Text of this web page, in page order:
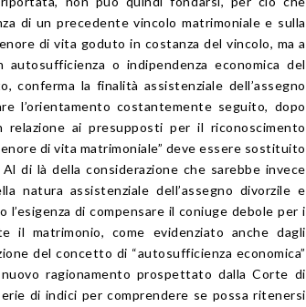
di un precedente vincolo matrimoniale e sulla
di vita goduto in costanza del vincolo, ma a
o indipendenza economica del
conferma la finalità assistenziale dell’assegno
l’orientamento costantemente seguito, dopo
ai presupposti per il riconoscimento
di vita matrimoniale” deve essere sostituito
di là della considerazione che sarebbe invece
natura assistenziale dell’assegno divorzile e
di compensare il coniuge debole per i
il matrimonio, come evidenziato anche dagli
del concetto di “autosufficienza economica”
ragionamento prospettato dalla Corte di
di indici per comprendere se possa ritenersi